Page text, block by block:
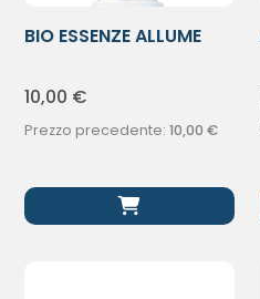
BIO ESSENZE ALLUME
10,00 €
Prezzo precedente:10,00 €